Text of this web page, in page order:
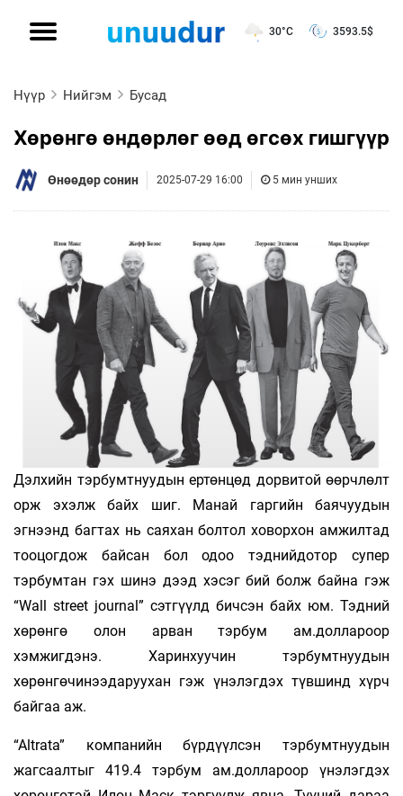
30°C 3593.5$
Нүүр Нийгэм Бусад
Хөрөнгө өндөрлөг өөд өгсөх гишгүүр
Өнөөдөр сонин 2025-07-29 16:00 5 мин унших
Дэлхийн тэрбумтнуудын ертөнцөд дорвитой өөрчлөлт
орж эхэлж байх шиг. Манай гаргийн баячуудын
эгнээнд багтах нь саяхан болтол ховорхон амжилтад
тооцогдож байсан бол одоо тэднийдотор супер
тэрбумтан гэх шинэ дээд хэсэг бий болж байна гэж
“Wall street journal” сэтгүүлд бичсэн байх юм. Тэдний
хөрөнгө олон арван тэрбум ам.доллароор
хэмжигдэнэ. Харинхуучин тэрбумтнуудын
хөрөнгөчинээдаруухан гэж үнэлэгдэх түвшинд хүрч
байгаа аж.
“Altrata” компанийн бүрдүүлсэн тэрбумтнуудын
жагсаалтыг 419.4 тэрбум ам.доллароор үнэлэгдэх